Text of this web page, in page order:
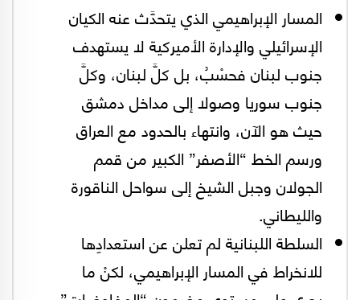
المسار الإبراهيمي الذي يتحدَّث عنه الكيان
الإسرائيلي والإدارة الأميركية لا يستهدف
جنوب لبنان فحسْبُ، بل كلَّ لبنان، وكلَّ
جنوب سوريا وصولا إلى مداخل دمشق
حيث هو الآن، وانتهاء بالحدود مع العراق
ورسم الخط “الأصفر” الكبير من قمم
الجولان وجبل الشيخ إلى سواحل الناقورة
والليطاني.
السلطة اللبنانية لم تعلن عن استعدادِها
للانخراط في المسار الإبراهيمي، لكنْ ما